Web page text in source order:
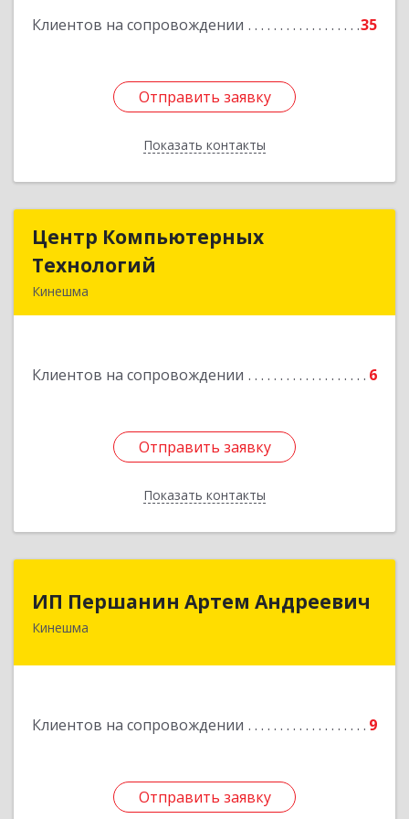
Клиентов на сопровождении 35
Отправить заявку
Показать контакты
Отправить заявку
Назад
Центр Компьютерных
Технологий
Кинешма
Клиентов на сопровождении 6
Отправить заявку
Показать контакты
Центр Компьютерных
Подробнее
Отправить заявку
Назад
ИП Першанин Артем Андреевич
Кинешма
Клиентов на сопровождении 9
Отправить заявку
Отправить заявку